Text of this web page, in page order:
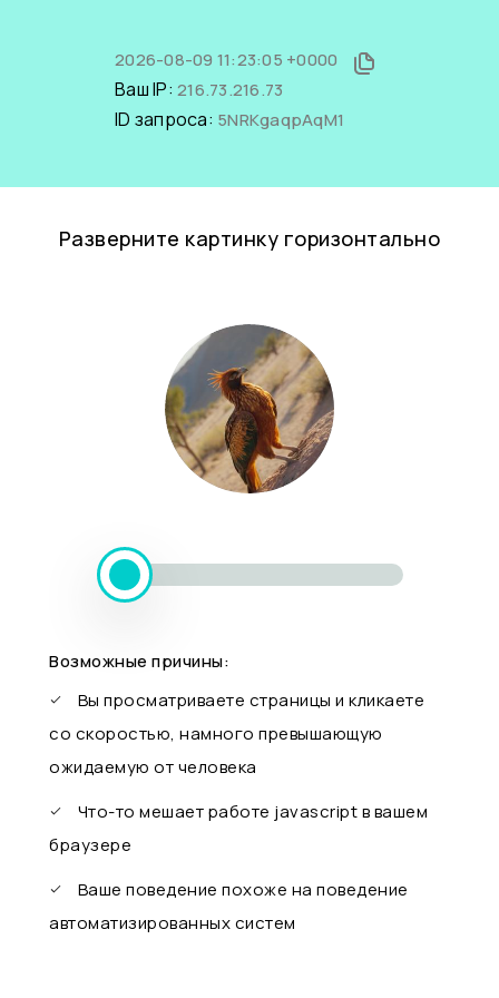
2026-08-09 11:23:05 +0000
Ваш IP: 216.73.216.73
ID запроса: 5NRKgaqpAqM1
Разверните картинку горизонтально
Возможные причины:
Вы просматриваете страницы и кликаете
со скоростью, намного превышающую
ожидаемую от человека
Что-то мешает работе javascript в вашем
браузере
Ваше поведение похоже на поведение
автоматизированных систем